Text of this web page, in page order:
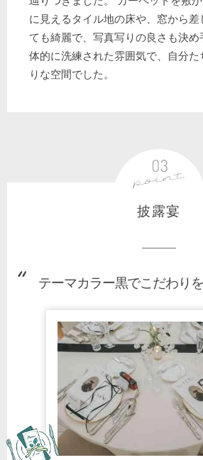
に見えるタイル地の床や、窓から差
ても綺麗で、写真写りの良さも決め
体的に洗練された雰囲気で、自分た
りな空間でした。
披露宴
テーマカラー黒でこだわり